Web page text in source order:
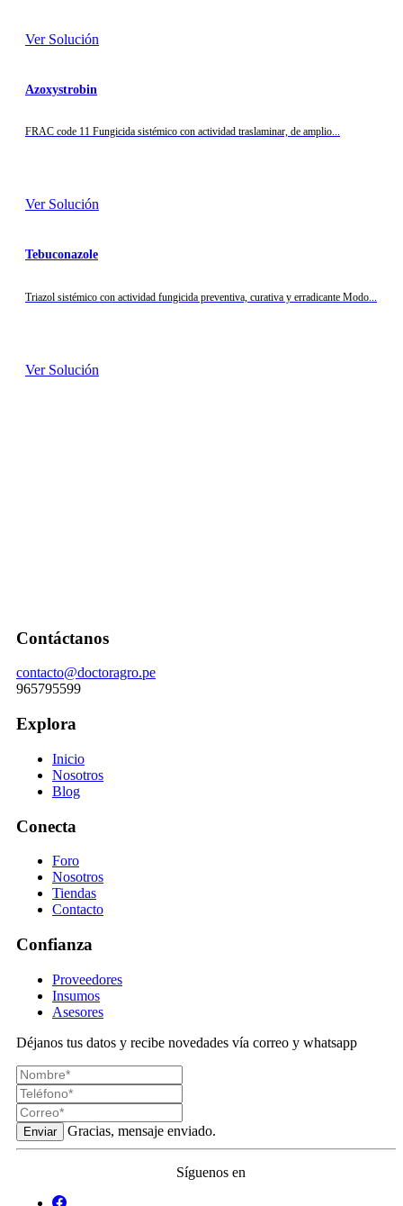
Ver Solución
Azoxystrobin
FRAC code 11 Fungicida sistémico con actividad traslaminar, de amplio...
Ver Solución
Tebuconazole
Triazol sistémico con actividad fungicida preventiva, curativa y erradicante Modo...
Ver Solución
Contáctanos
contacto@doctoragro.pe
965795599
Explora
Inicio
Nosotros
Blog
Conecta
Foro
Nosotros
Tiendas
Contacto
Confianza
Proveedores
Insumos
Asesores
Déjanos tus datos y recibe novedades vía correo y whatsapp
Enviar Gracias, mensaje enviado.
Síguenos en